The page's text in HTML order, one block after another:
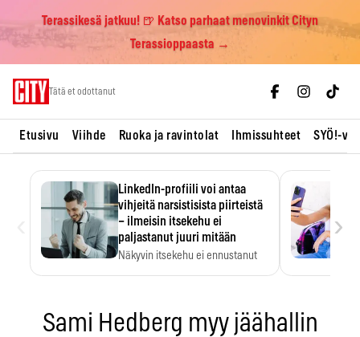
Terassikesä jatkuu! 🍺 Katso parhaat menovinkit Cityn
Terassioppaasta →
Tätä et odottanut
Etusivu Viihde Ruoka ja ravintolat Ihmissuhteet SYÖ!-
LinkedIn-profiili voi antaa
vihjeitä narsistisista piirteistä
– ilmeisin itsekehu ei
paljastanut juuri mitään
Näkyvin itsekehu ei ennustanut
›
Sami Hedberg myy jäähallin